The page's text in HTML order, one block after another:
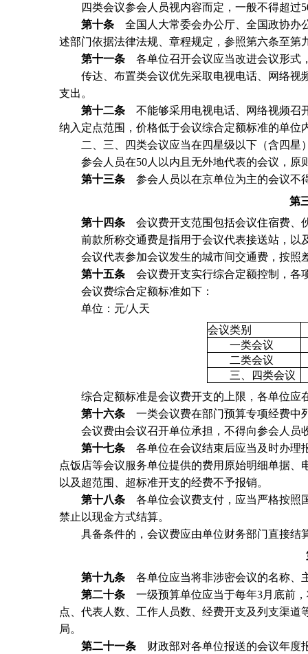
四类会议参会人员视内容而定，一般不得超过
第十条 全国人大常委会办公厅、全国政协办
述部门依据法律法规、章程规定，参照第六条至第
第十一条 各单位召开会议应当改进会议形式
传达、布置类会议优先采取电视电话、网络视
支出。
第十二条 不能够采用电视电话、网络视频召
纳入定点范围，价格低于会议综合定额标准的单
二、三、四类会议应当在四星级以下（含四星
参会人员在50人以内且无外地代表的会议，原
第十三条 参会人员以在京单位为主的会议不
第
第十四条 会议费开支范围包括会议住宿费、
前款所称交通费是指用于会议代表接送站，以
会议代表参加会议发生的城市间交通费，按照
第十五条 会议费开支实行综合定额控制，各
会议费综合定额标准如下：
单位：元/人天
会议类别
一类会议
二类会议
三、四类会议
综合定额标准是会议费开支的上限，各单位应
第十六条 一类会议费在部门预算专项经费中
会议费由会议召开单位承担，不得向参会人员
第十七条 各单位在会议结束后应当及时办理
点饭店等会议服务单位提供的费用原始明细单据
以及超范围、超标准开支的经费不予报销。
第十八条 各单位会议费支付，应当严格按照
禁止以现金方式结算。
具备条件的，会议费应由单位财务部门直接结
第十九条 各单位应当将非涉密会议的名称、
第二十条 一级预算单位应当于每年3月底前
点、代表人数、工作人员数、经费开支及列支渠
局。
第二十一条 财政部对各单位报送的会议年度